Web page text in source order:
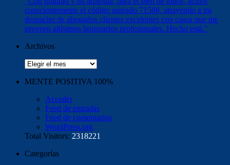
Archivos
Archivos
MENTE POSITIVA 100%
Acceder
Feed de entradas
Feed de comentarios
WordPress.org
Total Visitors: 2318221
Categorías